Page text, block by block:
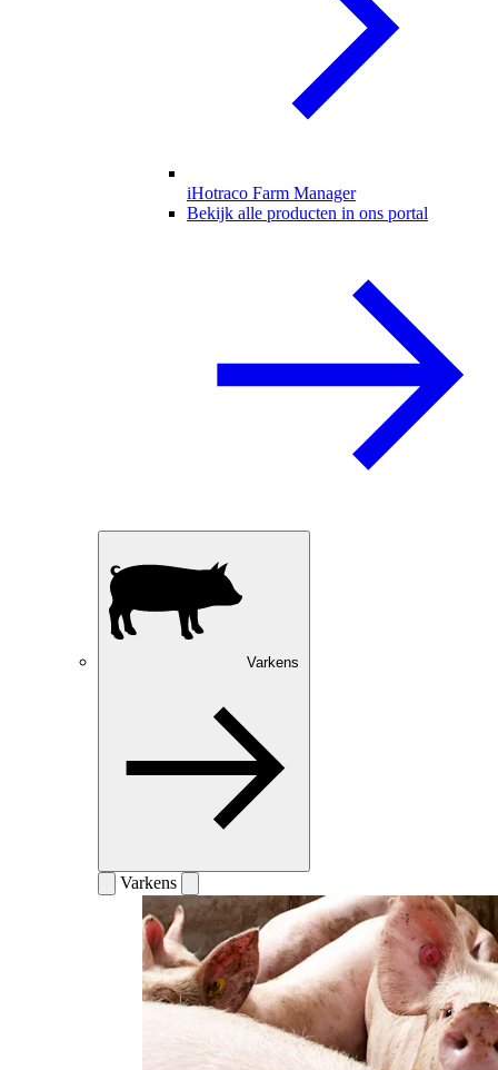
iHotraco Farm Manager
Bekijk alle producten in ons portal
Varkens
Varkens